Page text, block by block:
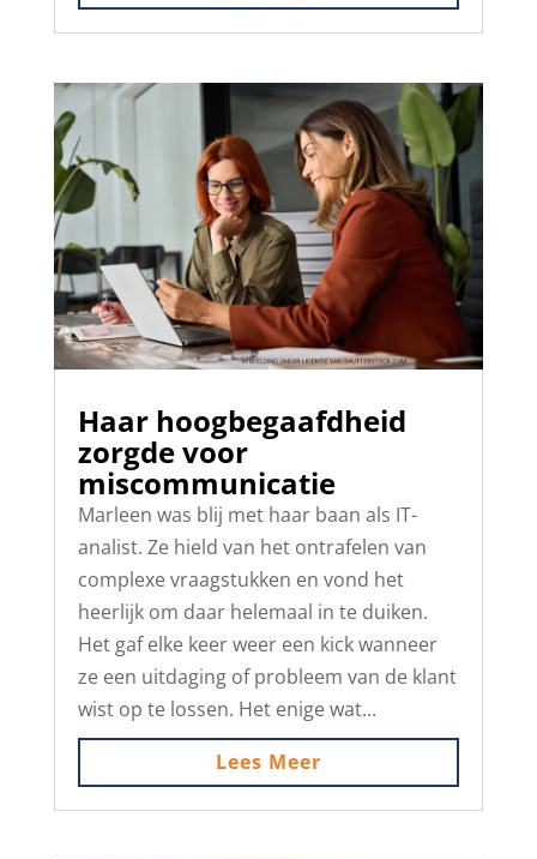
Haar hoogbegaafdheid
zorgde voor
miscommunicatie
Marleen was blij met haar baan als IT-
analist. Ze hield van het ontrafelen van
complexe vraagstukken en vond het
heerlijk om daar helemaal in te duiken.
Het gaf elke keer weer een kick wanneer
ze een uitdaging of probleem van de klant
wist op te lossen. Het enige wat...
Lees Meer